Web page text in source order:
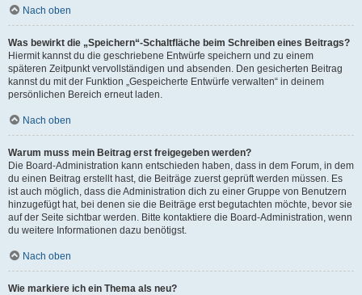
Nach oben
Was bewirkt die „Speichern“-Schaltfläche beim Schreiben eines Beitrags?
Hiermit kannst du die geschriebene Entwürfe speichern und zu einem
späteren Zeitpunkt vervollständigen und absenden. Den gesicherten Beitrag
kannst du mit der Funktion „Gespeicherte Entwürfe verwalten“ in deinem
persönlichen Bereich erneut laden.
Nach oben
Warum muss mein Beitrag erst freigegeben werden?
Die Board-Administration kann entschieden haben, dass in dem Forum, in dem
du einen Beitrag erstellt hast, die Beiträge zuerst geprüft werden müssen. Es
ist auch möglich, dass die Administration dich zu einer Gruppe von Benutzern
hinzugefügt hat, bei denen sie die Beiträge erst begutachten möchte, bevor sie
auf der Seite sichtbar werden. Bitte kontaktiere die Board-Administration, wenn
du weitere Informationen dazu benötigst.
Nach oben
Wie markiere ich ein Thema als neu?